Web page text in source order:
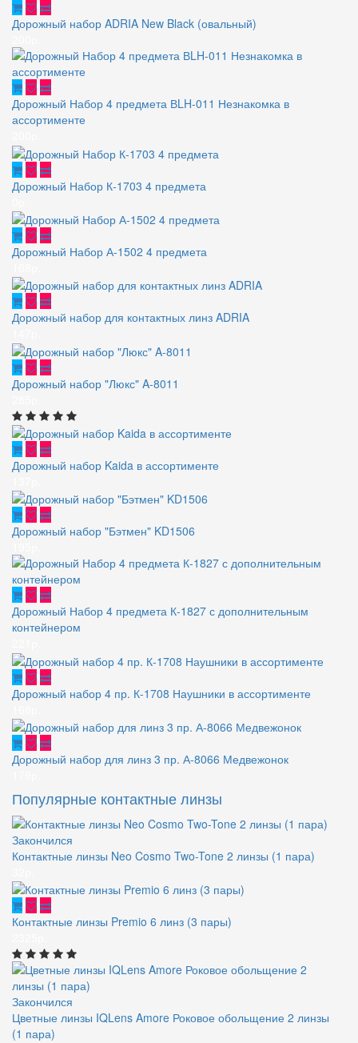
Дорожный набор ADRIA New Black (овальный)
Дорожный Набор 4 предмета ВLH-011 Незнакомка в
ассортименте
Дорожный Набор К-1703 4 предмета
Дорожный Набор А-1502 4 предмета
Дорожный набор для контактных линз ADRIA
Дорожный набор "Люкс" A-8011
Дорожный набор Kaida в ассортименте
Дорожный набор "Бэтмен" KD1506
Дорожный Набор 4 предмета К-1827 с дополнительным
контейнером
Дорожный набор 4 пр. К-1708 Наушники в ассортименте
Дорожный набор для линз 3 пр. А-8066 Медвежонок
Популярные контактные линзы
Закончился
Контактные линзы Neo Cosmo Two-Tone 2 линзы (1 пара)
Контактные линзы Premio 6 линз (3 пары)
Закончился
Цветные линзы IQLens Amore Роковое обольщение 2 линзы
(1 пара)